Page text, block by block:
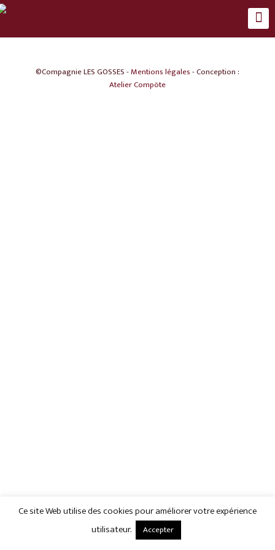
©Compagnie LES GOSSES -Mentions légales- Conception :
Atelier Compöte
Ce site Web utilise des cookies pour améliorer votre expérience
utilisateur.
Accepter